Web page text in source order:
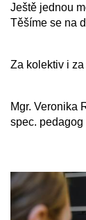
Ještě jednou
Těšíme se na
Za kolektiv i
Mgr. Veronika
spec. pedagog